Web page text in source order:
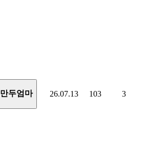
만두엄마 26.07.13 103 3